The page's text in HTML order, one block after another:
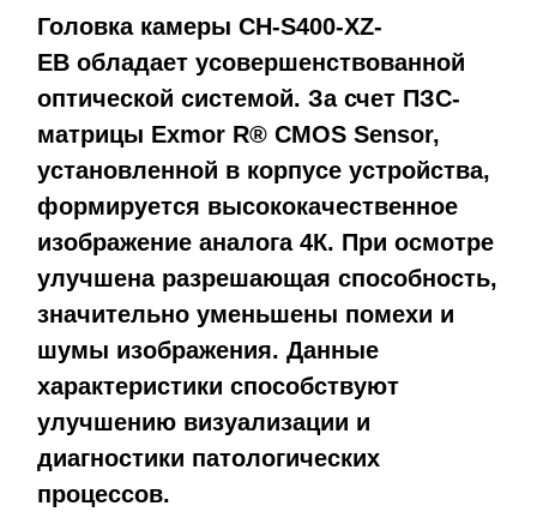
Головка камеры CH-S400-XZ-
EB обладает усовершенствованной
оптической системой. За счет ПЗС-
матрицы Exmor R® CMOS Sensor,
установленной в корпусе устройства,
формируется высококачественное
изображение аналога 4К. При осмотре
улучшена разрешающая способность,
значительно уменьшены помехи и
шумы изображения. Данные
характеристики способствуют
улучшению визуализации и
диагностики патологических
процессов.